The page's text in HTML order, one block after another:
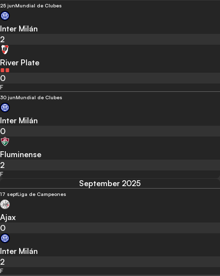
25 junMundial de Clubes
Inter Milán
2
River Plate
0
F
30 junMundial de Clubes
Inter Milán
0
Fluminense
2
F
September 2025
17 septLiga de Campeones
Ajax
0
Inter Milán
2
F